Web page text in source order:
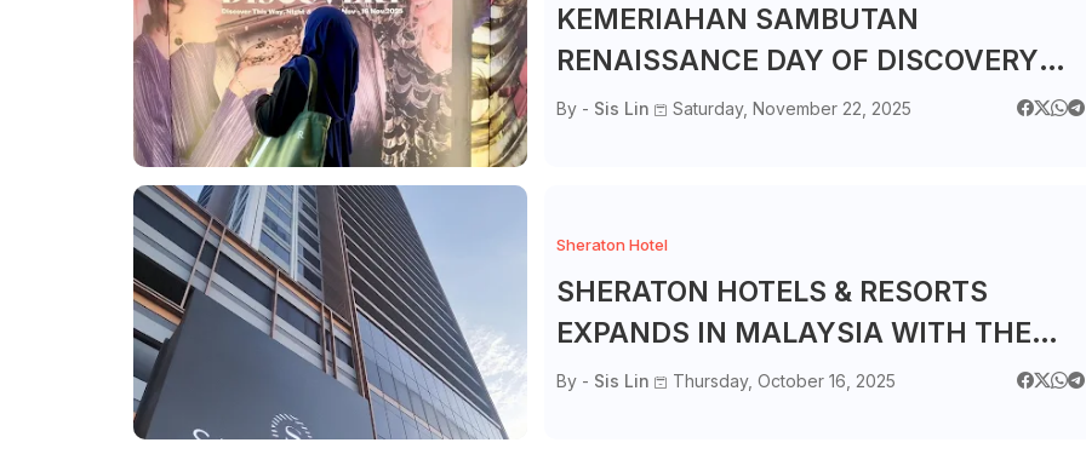
KEMERIAHAN SAMBUTAN
RENAISSANCE DAY OF DISCOVERY
(RDOD'25) DI RENAISSANCE JOHOR
By - Sis Lin Saturday, November 22, 2025
Sheraton Hotel
SHERATON HOTELS & RESORTS
EXPANDS IN MALAYSIA WITH THE
OPENING OF SHERATON JOHOR
By - Sis Lin Thursday, October 16, 2025